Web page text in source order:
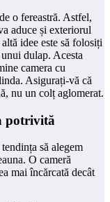
o fereastră. Astfel,
aduce și exteriorul
idee este să folosiți
dulap. Acesta
camera cu
Asigurați-vă că
nu un colț aglomerat.
potrivită
să alegem
O cameră
mai încărcată decât